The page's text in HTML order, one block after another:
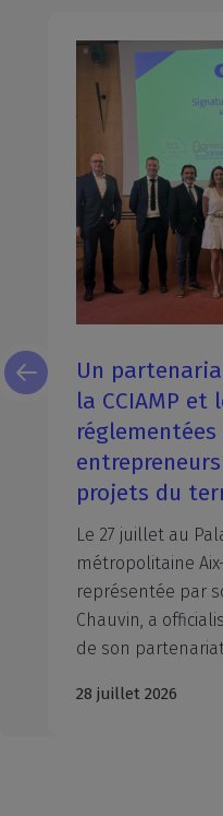
Un
la CCIAMP et
projets du
Le 27 juillet au
métropolitaine
représentée par
Chauvin, a
28 juillet 2026